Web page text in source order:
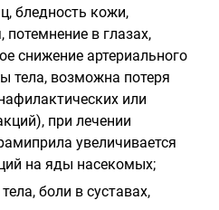
бледность кожи,
потемнение в глазах,
снижение артериального
тела, возможна потеря
или
при лечении
увеличивается
на яды насекомых;
боли в суставах,